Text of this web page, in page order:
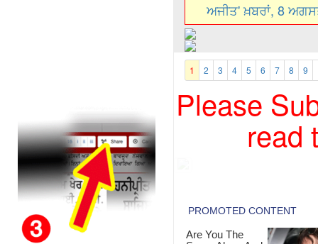
ਅਜੀਤ' ਖ਼ਬਰਾਂ, 8
1 2 3 4 5 6 7 8 9
Please
read